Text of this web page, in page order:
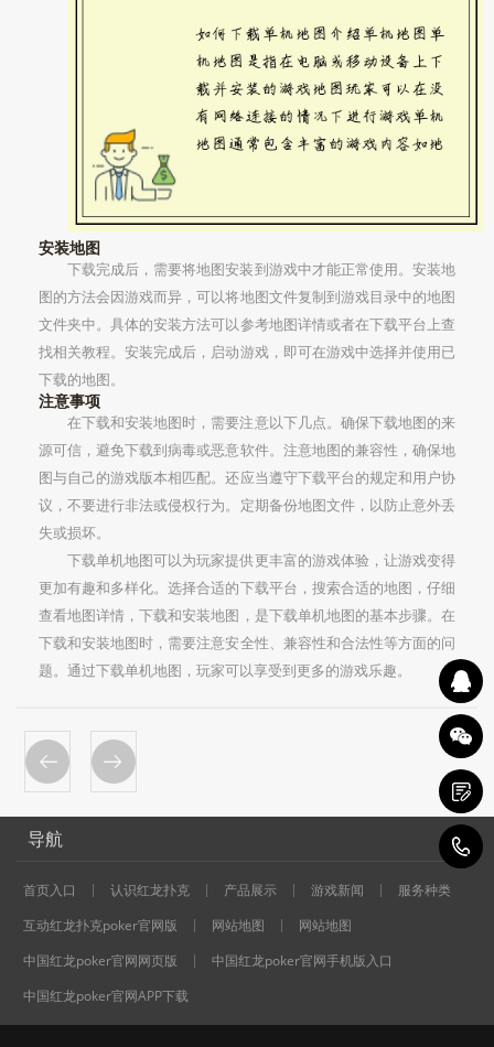
安装地图
下载完成后，需要将地图安装到游戏中才能正常使用。安装地
图的方法会因游戏而异，可以将地图文件复制到游戏目录中的地图
文件夹中。具体的安装方法可以参考地图详情或者在下载平台上查
找相关教程。安装完成后，启动游戏，即可在游戏中选择并使用已
下载的地图。
注意事项
在下载和安装地图时，需要注意以下几点。确保下载地图的来
源可信，避免下载到病毒或恶意软件。注意地图的兼容性，确保地
图与自己的游戏版本相匹配。还应当遵守下载平台的规定和用户协
议，不要进行非法或侵权行为。定期备份地图文件，以防止意外丢
失或损坏。
下载单机地图可以为玩家提供更丰富的游戏体验，让游戏变得
更加有趣和多样化。选择合适的下载平台，搜索合适的地图，仔细
查看地图详情，下载和安装地图，是下载单机地图的基本步骤。在
下载和安装地图时，需要注意安全性、兼容性和合法性等方面的问
题。通过下载单机地图，玩家可以享受到更多的游戏乐趣。
导航
首页入口 认识红龙扑克 产品展示 游戏新闻
服务种类
互动红龙扑克poker官网版
网站地图
网站地图
中国红龙poker官网网页版
中国红龙poker官网手机版入口
中国红龙poker官网APP下载